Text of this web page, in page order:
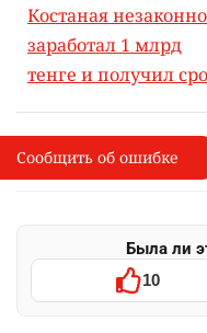
Костаная незаконно
заработал 1 млрд
тенге и получил
I
Сообщить об опечатке
Выделите фрагмент и
Была ли
10
Сообщить об ошибке